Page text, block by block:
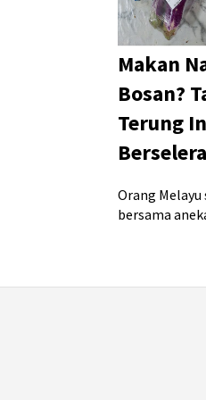
Makan
Bosan?
Terung
Berselera
Orang
bersama